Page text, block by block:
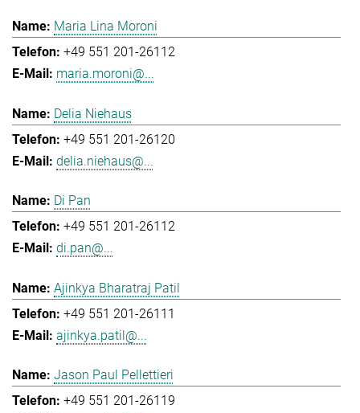
Maria Lina Moroni
+49 551 201-26112
maria.moroni@...
Delia Niehaus
+49 551 201-26120
delia.niehaus@...
Di Pan
+49 551 201-26112
di.pan@...
Ajinkya Bharatraj Patil
+49 551 201-26111
ajinkya.patil@...
Jason Paul Pellettieri
+49 551 201-26119